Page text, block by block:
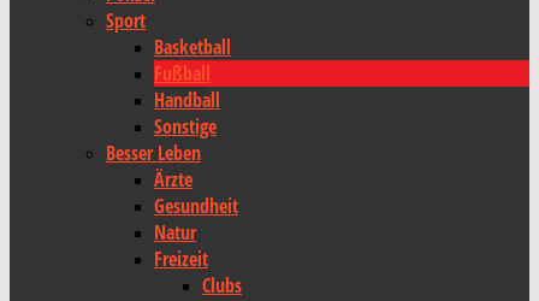
Sport
Basketball
Fußball
Handball
Sonstige
Besser Leben
Ärzte
Gesundheit
Natur
Freizeit
Clubs